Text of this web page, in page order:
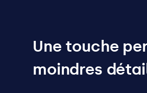
Une touche
moindres